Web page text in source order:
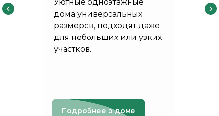
Уютные одноэтажные
дома универсальных
размеров, подходят даже
для небольших или узких
участков.
Подробнее о доме